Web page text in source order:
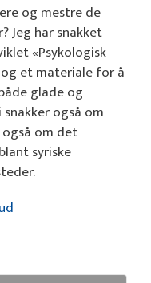
og mestre de
Jeg har snakket
«Psykologisk
et materiale for å
glade og
også om
om det
syriske